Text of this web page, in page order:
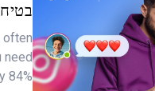
often
need